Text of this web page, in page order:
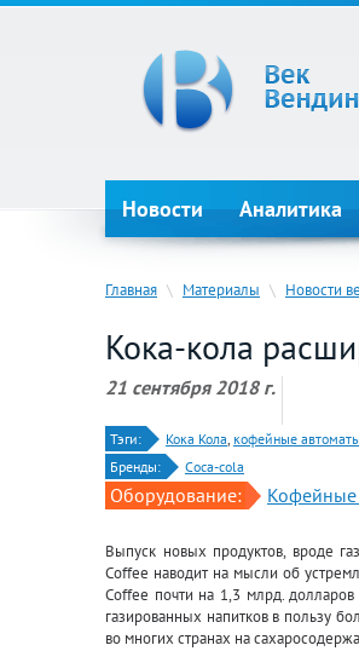
Новости Аналитика
Главная \ Материалы \ Новости
Кока-кола
21 сентября 2018 г.
Тэги: Кока Кола, кофейные автоматы
Бренды:
Coca-cola
Оборудование: Кофейные
Выпуск новых продуктов, вроде
Coffee наводит на мысли об
Coffee почти на 1,3 млрд.
газированных напитков в пользу
во многих странах на